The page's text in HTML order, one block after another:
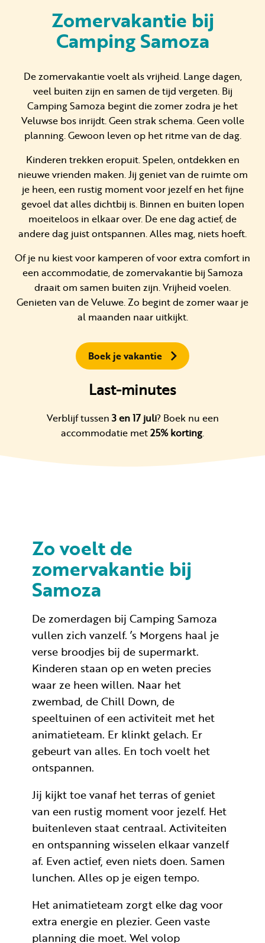
Huren
Particulier huren
+31 (0) 577 411 283
Gastinformatie
Contact
Werken bij
Mijn Samoza
Zomervakantie bij
Camping Samoza
De zomervakantie voelt als vrijheid. Lange dagen,
veel buiten zijn en samen de tijd vergeten. Bij
Camping Samoza begint die zomer zodra je het
Veluwse bos inrijdt. Geen strak schema. Geen volle
planning. Gewoon leven op het ritme van de dag.
Kinderen trekken eropuit. Spelen, ontdekken en
nieuwe vrienden maken. Jij geniet van de ruimte om
je heen, een rustig moment voor jezelf en het fijne
gevoel dat alles dichtbij is. Binnen en buiten lopen
moeiteloos in elkaar over. De ene dag actief, de
andere dag juist ontspannen. Alles mag, niets hoeft.
Of je nu kiest voor kamperen of voor extra comfort in
een accommodatie, de zomervakantie bij Samoza
draait om samen buiten zijn. Vrijheid voelen.
Genieten van de Veluwe. Zo begint de zomer waar je
al maanden naar uitkijkt.
Boek je vakantie
Last-minutes
Verblijf tussen 3 en 17 juli? Boek nu een
accommodatie met25% korting.
Zo voelt de
zomervakantie bij
Samoza
De zomerdagen bij Camping Samoza
vullen zich vanzelf. ’s Morgens haal je
verse broodjes bij de supermarkt.
Kinderen staan op en weten precies
waar ze heen willen. Naar het
zwembad, de Chill Down, de
speeltuinen of een activiteit met het
animatieteam. Er klinkt gelach. Er
gebeurt van alles. En toch voelt het
ontspannen.
Jij kijkt toe vanaf het terras of geniet
van een rustig moment voor jezelf. Het
buitenleven staat centraal. Activiteiten
en ontspanning wisselen elkaar vanzelf
af. Even actief, even niets doen. Samen
lunchen. Alles op je eigen tempo.
Het animatieteam zorgt elke dag voor
extra energie en plezier. Geen vaste
planning die moet. Wel volop